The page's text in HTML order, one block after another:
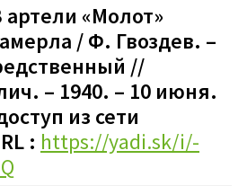
«Молот»
/ Ф. Гвоздев. –
//
– 1940. – 10 июня.
из сети
: https://yadi.sk/i/-